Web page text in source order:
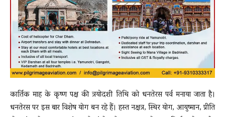
कार्तिक माह के कृष्ण पक्ष की त्रयोदशी तिथि को धनतेरस पर्व मनाया जाता है।
धनतेरस पर इस बार विशेष योग बन रहे हैं। हस्त नक्षत्र, स्थिर योग, आयुष्मान, प्रीति